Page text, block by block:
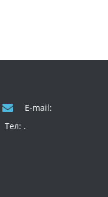
E-mail:
Тел: .